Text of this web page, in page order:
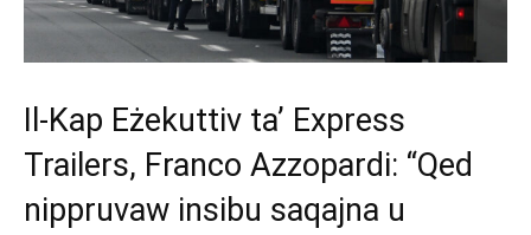
Il-Kap Eżekuttiv ta’ Express
Trailers, Franco Azzopardi: “Qed
nippruvaw insibu saqajna u